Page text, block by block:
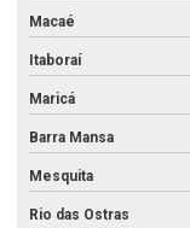
Macaé
Itaboraí
Maricá
Barra Mansa
Mesquita
Rio das Ostras